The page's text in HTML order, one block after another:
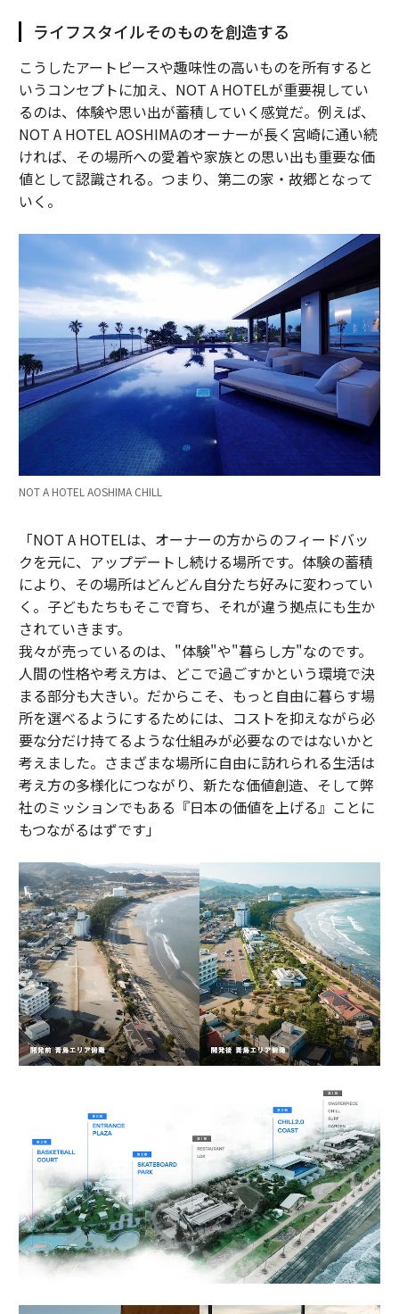
​​ライフスタイルそのものを創造する
こうしたアートピースや趣味性の高いものを所有すると
いうコンセプトに加え、NOT A HOTELが重要視してい
るのは、体験や思い出が蓄積していく感覚だ。例えば、
NOT A HOTEL AOSHIMAのオーナーが長く宮崎に通い続
ければ、その場所への愛着や家族との思い出も重要な価
値として認識される。つまり、第二の家・故郷となって
いく。
NOT A HOTEL AOSHIMA CHILL
「NOT A HOTELは、オーナーの方からのフィードバッ
クを元に、アップデートし続ける場所です。体験の蓄積
により、その場所はどんどん自分たち好みに変わってい
く。子どもたちもそこで育ち、それが違う拠点にも生か
されていきます。
我々が売っているのは、"体験"や"暮らし方"なのです。
人間の性格や考え方は、どこで過ごすかという環境で決
まる部分も大きい。だからこそ、もっと自由に暮らす場
所を選べるようにするためには、コストを抑えながら必
要な分だけ持てるような仕組みが必要なのではないかと
考えました。さまざまな場所に自由に訪れられる生活は
考え方の多様化につながり、新たな価値創造、そして弊
社のミッションでもある『日本の価値を上げる』ことに
もつながるはずです」